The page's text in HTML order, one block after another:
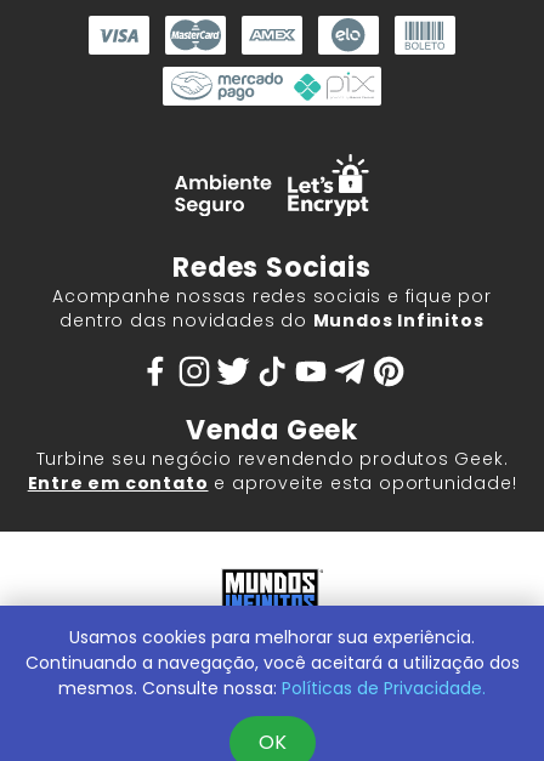
Redes Sociais
Acompanhe nossas redes sociais e fique por
dentro das novidades do Mundos Infinitos
Venda Geek
Turbine seu negócio revendendo produtos Geek.
Entre em contato e aproveite esta oportunidade!
Mundos Infinitos - Publicações e Geek Store |ContentStuff
Publicações e Assinaturas Ltda. CNPJ - 05.859.917/0001-60.
Conheça nossa Loja Física:Rua Machado Bitencourt, 291 -
Usamos cookies para melhorar sua experiência.
Continuando a navegação, você aceitará a utilização dos
mesmos. Consulte nossa: Políticas de Privacidade.
OK